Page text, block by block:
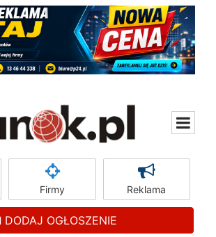
Firmy Reklama
DODAJ OGŁOSZENIE